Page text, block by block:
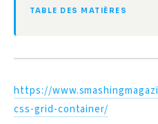
TABLE DES MATIÈRES
https://
css-grid-container/